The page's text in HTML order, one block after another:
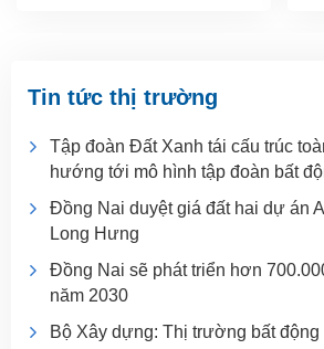
Tin tức thị trường
Tập đoàn Đất Xanh tái cấu trúc
hướng tới mô hình tập đoàn bất
Đồng Nai duyệt giá đất hai dự án
Long Hưng
Đồng Nai sẽ phát triển hơn
năm 2030
Bộ Xây dựng: Thị trường bất động